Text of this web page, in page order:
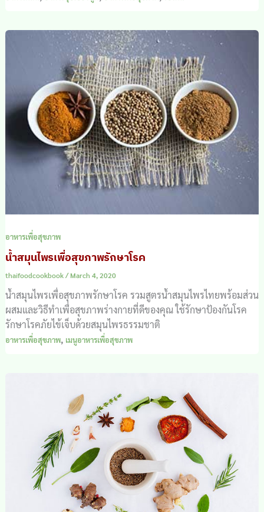
อาหารเพื่อสุขภาพ
น้ำสมุนไพรเพื่อสุขภาพรักษาโรค
thaifoodcookbook/March 4, 2020
น้ำสมุนไพรเพื่อสุขภาพรักษาโรค รวมสูตรน้ำสมุนไพรไทยพร้อมส่วน
ผสมและวิธีทำเพื่อสุขภาพร่างกายที่ดีของคุณ ใช้รักษาป้องกันโรค
รักษาโรคภัยไข้เจ็บด้วยสมุนไพรธรรมชาติ
อาหารเพื่อสุขภาพ, เมนูอาหารเพื่อสุขภาพ